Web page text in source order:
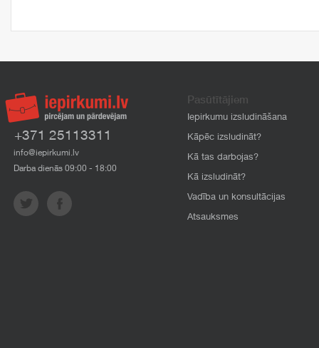
+371 25113311
info@iepirkumi.lv
Darba dienās 09:00 - 18:00
Pasūtītājiem
Iepirkumu izsludināšana
Kāpēc izsludināt?
Kā tas darbojas?
Kā izsludināt?
Vadība un konsultācijas
Atsauksmes